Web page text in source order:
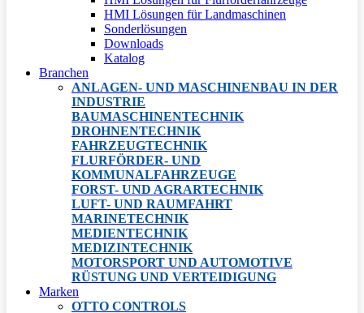
HMI Lösungen für Landmaschinen
Sonderlösungen
Downloads
Katalog
Branchen
ANLAGEN- UND MASCHINENBAU IN DER
INDUSTRIE
BAUMASCHINENTECHNIK
DROHNENTECHNIK
FAHRZEUGTECHNIK
FLURFÖRDER- UND
KOMMUNALFAHRZEUGE
FORST- UND AGRARTECHNIK
LUFT- UND RAUMFAHRT
MARINETECHNIK
MEDIENTECHNIK
MEDIZINTECHNIK
MOTORSPORT UND AUTOMOTIVE
RÜSTUNG UND VERTEIDIGUNG
Marken
OTTO CONTROLS